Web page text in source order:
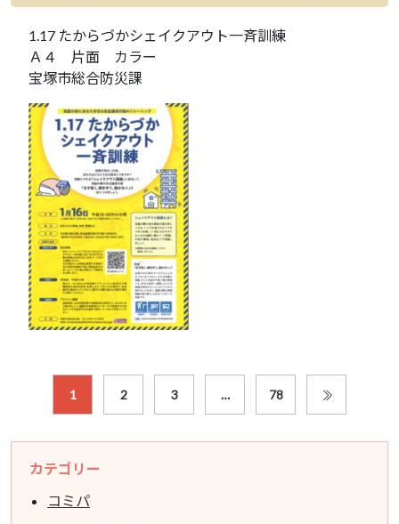
1.17 たからづかシェイクアウト一斉訓練
Ａ４ 片面 カラー
宝塚市総合防災課
1 2 3 … 78
カテゴリー
コミパ